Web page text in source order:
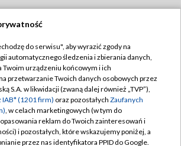
TVP
TVP
Cyfrowa
Regulamin TVP
Polityka prywatności
Moje zgody
Pomoc
do serwisu", aby wyrazić zgody na
automatycznego śledzenia i zbierania danych,
Twoim urządzeniu końcowym i ich
przetwarzanie Twoich danych osobowych przez
S.A. w likwidacji (zwaną dalej również „TVP”),
IAB* (1201 firm) oraz pozostałych Zaufanych
, w celach marketingowych (w tym do
reklam do Twoich zainteresowań i
i pozostałych, które wskazujemy poniżej, a
przez nas identyfikatora PPID do Google.